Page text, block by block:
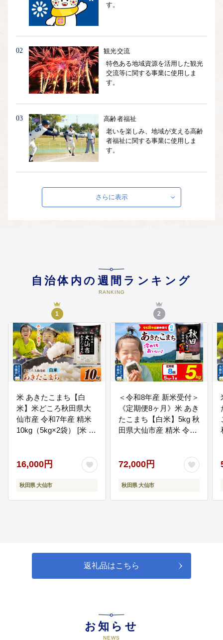
す。
02
観光交流
特色ある地域資源を活用した観光
交流等に関する事業に使用しま
す。
03
高齢者福祉
老いを楽しみ、地域が支える高齢
者福祉に関する事業に使用しま
す。
自然環境保全
次代に残す豊かな自然環境の保全
に関する事業に使用します。
健やかな成長を願う子育てと教育
の充実に関する事業に使用しま
す。
06
まちづくりと定住促進
魅力あるまちづくりと若者等の定
住促進に関する事業に使用しま
す。
災害その他特別の事情による避難
者支援に関する事業に使用しま
さらに表示
自治体内の週間ランキング
RANKING
1
米 あきたこまち【白
米】米どころ秋田県大
仙市産 令和7年産 精米
10kg（5kg×2袋） [米 お
算23回 特A 小分け ご飯
ごはん 米どころ 秋田県
産 大仙市]
16,000円
秋田県 大仙市
2
＜令和8年産 新米受付＞
《定期便8ヶ月》米 あき
たこまち【白米】5kg 秋
田県大仙市産 精米 令和
きたこまち アキタコマ
チ 秋田こまち 秋田小町
コメ kome 米どころ 5
72,000円
秋田県 大仙市
返礼品はこちら
お知らせ
NEWS